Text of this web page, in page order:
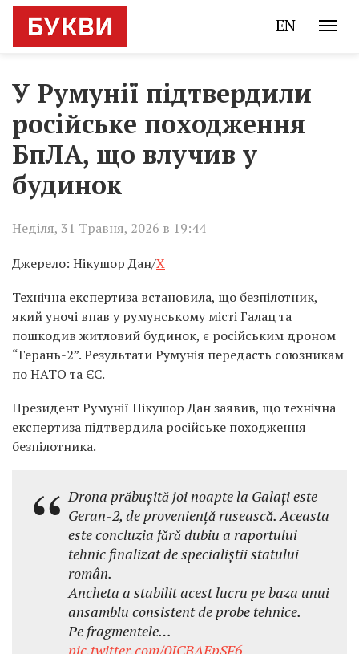
EN
У Румунії підтвердили
російське походження
БпЛА, що влучив у
будинок
Неділя, 31 Травня, 2026 в 19:44
Джерело: Нікушор Дан/X
Технічна експертиза встановила, що безпілотник,
який уночі впав у румунському місті Галац та
пошкодив житловий будинок, є російським дроном
“Герань-2”. Результати Румунія передасть союзникам
по НАТО та ЄС.
Президент Румунії Нікушор Данзаявив, що технічна
експертиза підтвердила російське походження
безпілотника.
Drona prǎbușitǎ joi noapte la Galați este
Geran-2, de proveniențǎ ruseascǎ. Aceasta
este concluzia fǎrǎ dubiu a raportului
tehnic finalizat de specialiștii statului
român.
Ancheta a stabilit acest lucru pe baza unui
ansamblu consistent de probe tehnice.
Pe fragmentele…
pic.twitter.com/0ICBAEpSF6